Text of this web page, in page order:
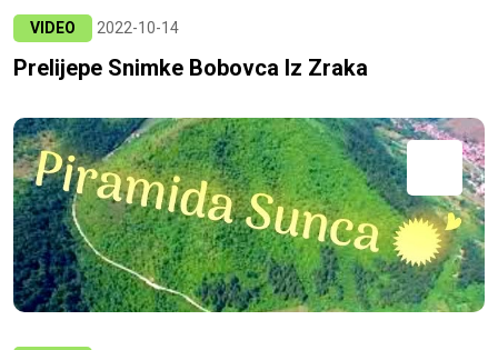
VIDEO 2022-10-14
Prelijepe Snimke Bobovca Iz Zraka